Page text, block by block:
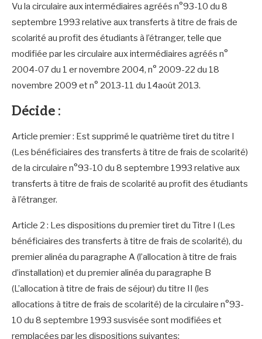
Vu la circulaire aux intermédiaires agréés n°93-10 du 8
septembre 1993 relative aux transferts à titre de frais de
scolarité au profit des étudiants à l’étranger, telle que
modifiée par les circulaire aux intermédiaires agréés n°
2004-07 du 1 er novembre 2004, n° 2009-22 du 18
novembre 2009 et n° 2013-11 du 14août 2013.
Décide :
Article premier : Est supprimé le quatrième tiret du titre I
(Les bénéficiaires des transferts à titre de frais de scolarité)
de la circulaire n°93-10 du 8 septembre 1993 relative aux
transferts à titre de frais de scolarité au profit des étudiants
à l’étranger.
Article 2 : Les dispositions du premier tiret du Titre I (Les
bénéficiaires des transferts à titre de frais de scolarité), du
premier alinéa du paragraphe A (l’allocation à titre de frais
d’installation) et du premier alinéa du paragraphe B
(L’allocation à titre de frais de séjour) du titre II (les
allocations à titre de frais de scolarité) de la circulaire n°93-
10 du 8 septembre 1993 susvisée sont modifiées et
remplacées par les dispositions suivantes: